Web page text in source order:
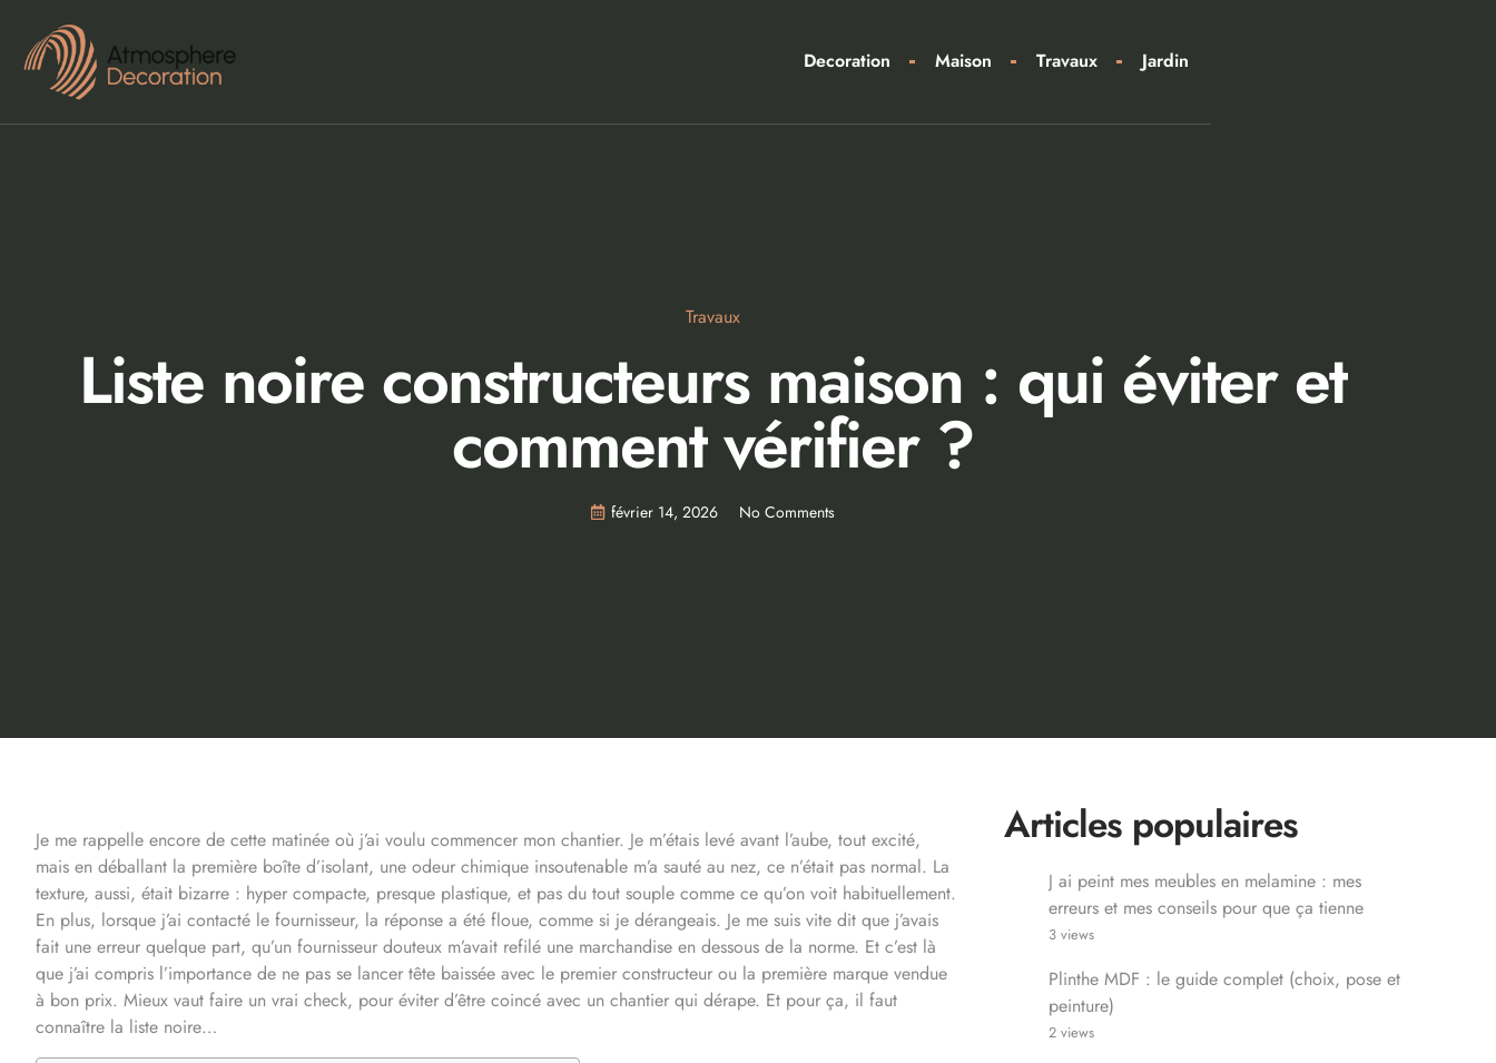
Decoration Maison Travaux Jardin
Travaux
Liste noire constructeurs maison : qui éviter et
comment vérifier ?
février 14, 2026 No Comments
Je me rappelle encore de cette matinée où j’ai voulu commencer mon chantier. Je m’étais levé avant l’aube, tout excité,
mais en déballant la première boîte d’isolant, une odeur chimique insoutenable m’a sauté au nez, ce n’était pas normal. La
texture, aussi, était bizarre : hyper compacte, presque plastique, et pas du tout souple comme ce qu’on voit habituellement.
En plus, lorsque j’ai contacté le fournisseur, la réponse a été floue, comme si je dérangeais. Je me suis vite dit que j’avais
fait une erreur quelque part, qu’un fournisseur douteux m’avait refilé une marchandise en dessous de la norme. Et c’est là
que j’ai compris l’importance de ne pas se lancer tête baissée avec le premier constructeur ou la première marque vendue
à bon prix. Mieux vaut faire un vrai check, pour éviter d’être coincé avec un chantier qui dérape. Et pour ça, il faut
connaître la liste noire…
Articles populaires
J ai peint mes meubles en melamine : mes
erreurs et mes conseils pour que ça tienne
3 views
Plinthe MDF : le guide complet (choix, pose et
peinture)
2 views